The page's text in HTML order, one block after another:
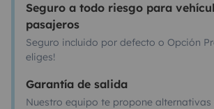
Seguro a todo riesgo para
pasajeros
Seguro incluido por defecto o Opción
eliges!
Garantía de salida
Nuestro equipo te propone alternativas